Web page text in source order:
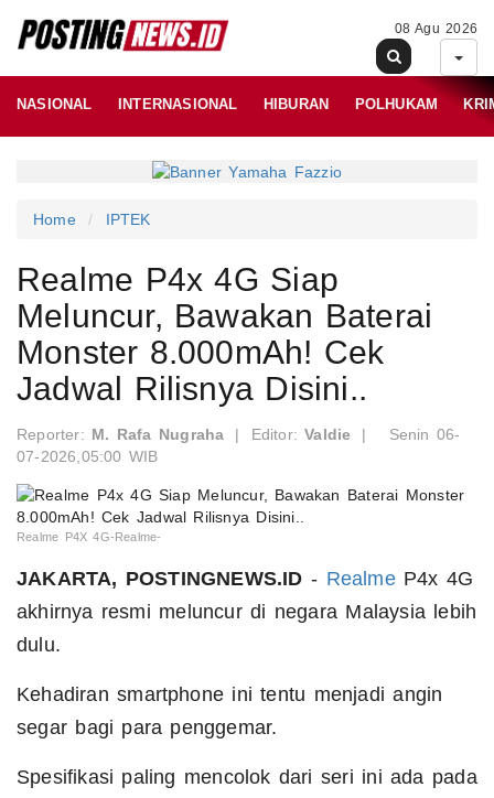
08 Agu 2026
NASIONAL INTERNASIONAL HIBURAN POLHUKAM
Home IPTEK
Realme P4x 4G Siap
Meluncur, Bawakan Baterai
Monster 8.000mAh! Cek
Jadwal Rilisnya Disini..
Reporter: M. Rafa Nugraha | Editor:Valdie |
Senin 06-
07-2026,05:00 WIB
Realme P4X 4G-Realme-
JAKARTA, POSTINGNEWS.ID - RealmeP4x 4G
akhirnya resmi meluncur di negara Malaysia lebih
dulu.
Kehadiran smartphone ini tentu menjadi angin
segar bagi para penggemar.
Spesifikasi paling mencolok dari seri ini ada pada